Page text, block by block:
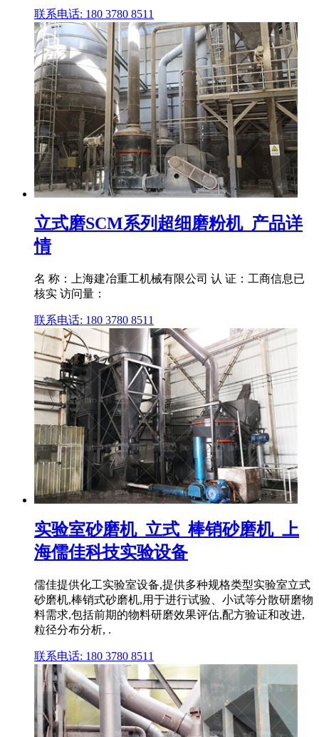
联系电话: 180 3780 8511
立式磨SCM系列超细磨粉机_产品详
情
名 称：上海建冶重工机械有限公司 认 证：工商信息已
核实 访问量：
联系电话: 180 3780 8511
实验室砂磨机_立式_棒销砂磨机_上
海儒佳科技实验设备
儒佳提供化工实验室设备,提供多种规格类型实验室立式
砂磨机,棒销式砂磨机,用于进行试验、小试等分散研磨物
料需求,包括前期的物料研磨效果评估,配方验证和改进,
粒径分布分析, .
联系电话: 180 3780 8511